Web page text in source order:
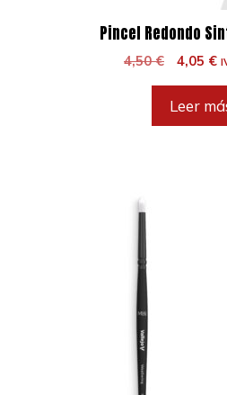
Pincel Redondo
4,50€
El
original
era:
4,05 €El
Leer